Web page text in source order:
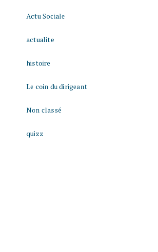
Actu Sociale
actualite
histoire
Le coin du dirigeant
Non classé
quizz